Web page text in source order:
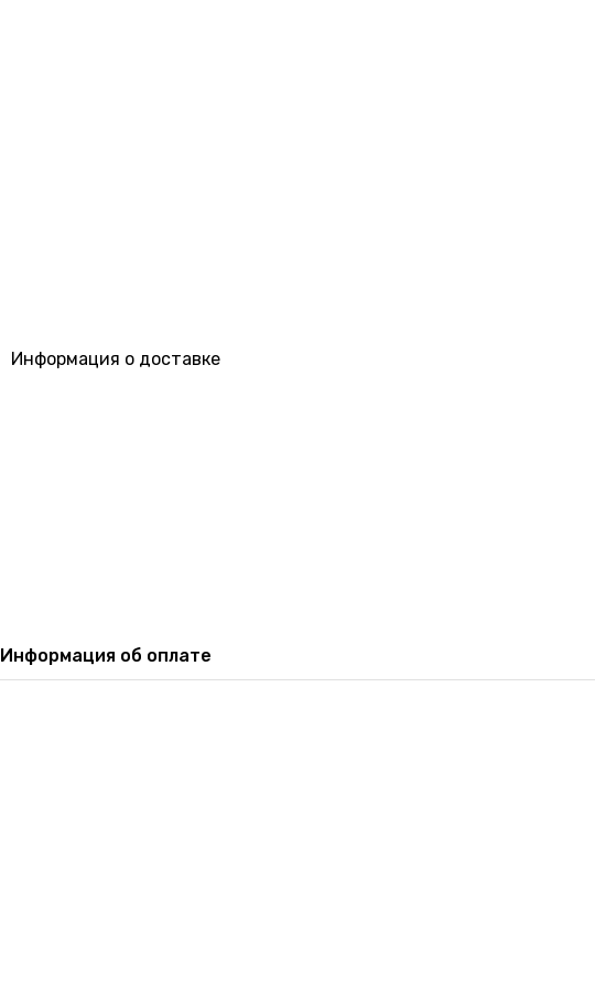
Информация о доставке
Информация об оплате